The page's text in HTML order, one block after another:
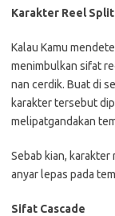
Karakter Reel Split
Kalau Kamu
menimbulkan sifat
nan cerdik. Buat di
karakter tersebut
melipatgandakan
Sebab kian,
anyar lepas pada
Sifat Cascade